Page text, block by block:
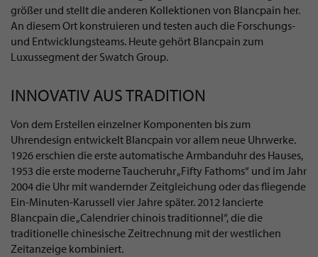
größer und stellt die anderen Kollektionen von Blancpain her.
An diesem Ort konstruieren und testen auch die Forschungs-
und Entwicklungsteams. Heute gehört Blancpain zum
Luxussegment der Swatch Group.
INNOVATIV AUS TRADITION
Von dem Erstellen einzelner Komponenten bis zum
Uhrendesign entwickelt Blancpain vor allem neue Uhrwerke.
1926 erschien die erste automatische Armbanduhr des Hauses,
1953 die erste moderne Taucheruhr „Fifty Fathoms“ und im Jahr
2004 die Uhr mit wandernder Zeitgleichung oder das fliegende
Ein-Minuten-Karussell vier Jahre später. 2012 lancierte
Blancpain die „Calendrier chinois traditionnel“, die die
traditionelle chinesische Zeitrechnung mit der westlichen
Zeitanzeige kombiniert.